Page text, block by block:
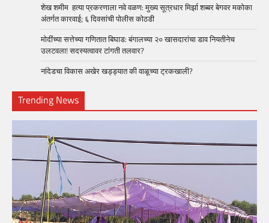
शेख शमीम हत्या प्रकरणाला नवे वळण: मुख्य सूत्रधार मिर्झा शब्बर बेगवर मकोका
अंतर्गत कारवाई; ६ दिवसांची पोलीस कोठडी
मोदींच्या सत्तेच्या गणितात बिघाड: बंगालच्या २० खासदारांचा डाव नियतीनेच
उलटवला! सदस्यत्वावर टांगती तलवार?
नांदेडचा विकास अखेर खड्ड्यात की वाळूच्या ट्रकखाली?
Trending News